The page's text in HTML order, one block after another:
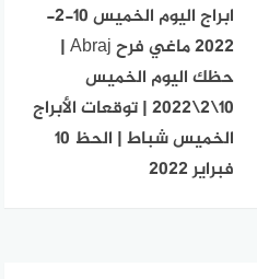
ابراج اليوم الخميس 10-2-
2022 ماغي فرح Abraj |
حظك اليوم الخميس
10\2\2022 | توقعات الأبراج
الخميس شباط | الحظ 10
فبراير 2022